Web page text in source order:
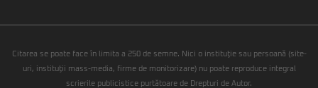
Citarea se poate face în limita a 250 de semne. Nici o instituţie sau persoană (site-
uri, instituţii mass-media, firme de monitorizare) nu poate reproduce integral
scrierile publicistice purtătoare de Drepturi de Autor.